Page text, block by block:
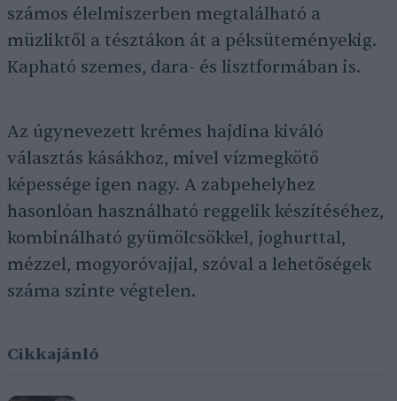
számos élelmiszerben megtalálható a
müzliktől a tésztákon át a péksüteményekig.
Kapható szemes, dara- és lisztformában is.
Az úgynevezett krémes hajdina kiváló
választás kásákhoz, mivel vízmegkötő
képessége igen nagy. A zabpehelyhez
hasonlóan használható reggelik készítéséhez,
kombinálható gyümölcsökkel, joghurttal,
mézzel, mogyoróvajjal, szóval a lehetőségek
száma szinte végtelen.
Cikkajánló